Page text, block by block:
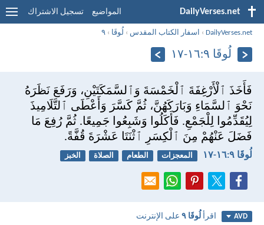
DailyVerses.net المواضيع تسجيل الاشتراك
DailyVerses.net
› اسفار الكتاب المقدس › لُوقَا ›٩
لُوقَا ٩:‏١٦-‏١٧
فَأَخَذَ ٱلْأَرْغِفَةَ ٱلْخَمْسَةَ وَٱلسَّمَكَتَيْنِ، وَرَفَعَ نَظَرَهُ
نَحْوَ ٱلسَّمَاءِ وَبَارَكَهُنَّ، ثُمَّ كَسَّرَ وَأَعْطَى ٱلتَّلَامِيذَ
لِيُقَدِّمُوا لِلْجَمْعِ. فَأَكَلُوا وَشَبِعُوا جَمِيعًا. ثُمَّ رُفِعَ مَا
فَضَلَ عَنْهُمْ مِنَ ٱلْكِسَرِ ٱثْنَتَا عَشْرَةَ قُفَّةً.
لُوقَا ٩:‏١٦-‏١٧ المعجزات الطعام الصلاة الخبز
AVD اقرألُوقَا ٩ على الإنترنت